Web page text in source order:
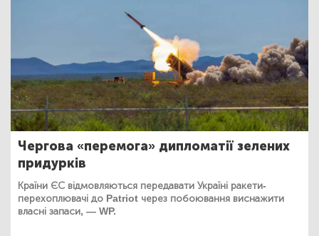
Чергова «перемога» дипломатії зелених
придурків
Країни ЄС відмовляються передавати Україні ракети-
перехоплювачі до Patriot через побоювання виснажити
власні запаси, — WP.